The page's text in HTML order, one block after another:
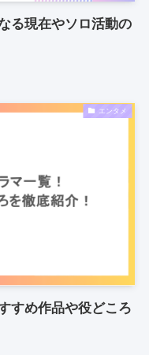
る現在やソロ活動の
エンタメ
すめ作品や役どころ